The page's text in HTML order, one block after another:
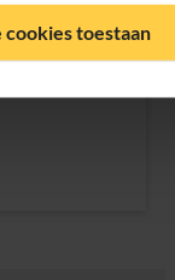
cookies toestaan
online
jou